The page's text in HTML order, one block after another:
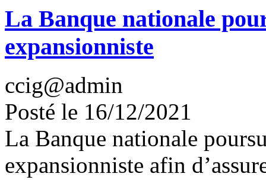
La Banque nationale
expansionniste
ccig@admin
Posté le 16/12/2021
La Banque nationale
expansionniste afin